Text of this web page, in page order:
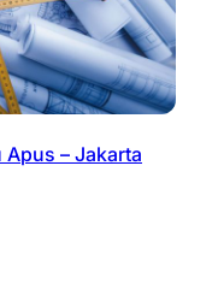
Apus – Jakarta